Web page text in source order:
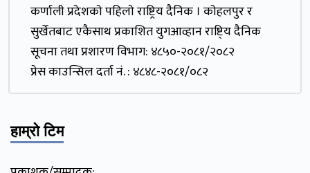
कर्णाली प्रदेशकाे पहिलाे राष्ट्रिय दैनिक । काेहलपुर र
सुर्खेतबाट एकैसाथ प्रकाशित युगआव्हान राष्टि्य दैनिक
सूचना तथा प्रशारण विभाग: ४८५०-२०८१/२०८२
प्रेस काउन्सिल दर्ता नं. : ४८४८-२०८१/०८२
हाम्रो टिम